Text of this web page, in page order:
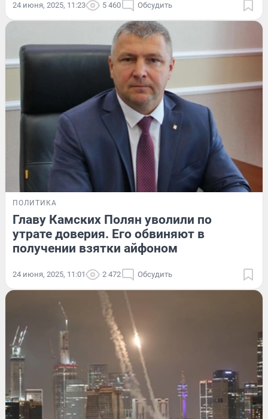
24 июня, 2025, 11:23 5 460 Обсудить
ПОЛИТИКА
Главу Камских Полян уволили по
утрате доверия. Его обвиняют в
получении взятки айфоном
24 июня, 2025, 11:01 2 472 Обсудить